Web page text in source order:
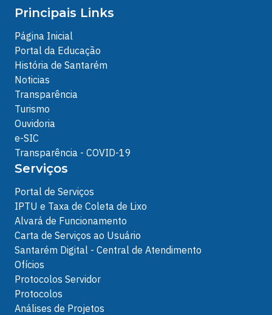
Principais Links
Página Inicial
Portal da Educação
História de Santarém
Noticias
Transparência
Turismo
Ouvidoria
e-SIC
Transparência - COVID-19
Serviços
Portal de Serviços
IPTU e Taxa de Coleta de Lixo
Alvará de Funcionamento
Carta de Serviços ao Usuário
Santarém Digital - Central de Atendimento
Ofícios
Protocolos Servidor
Protocolos
Análises de Projetos